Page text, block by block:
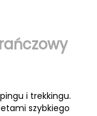
i trekkingu.
szybkiego